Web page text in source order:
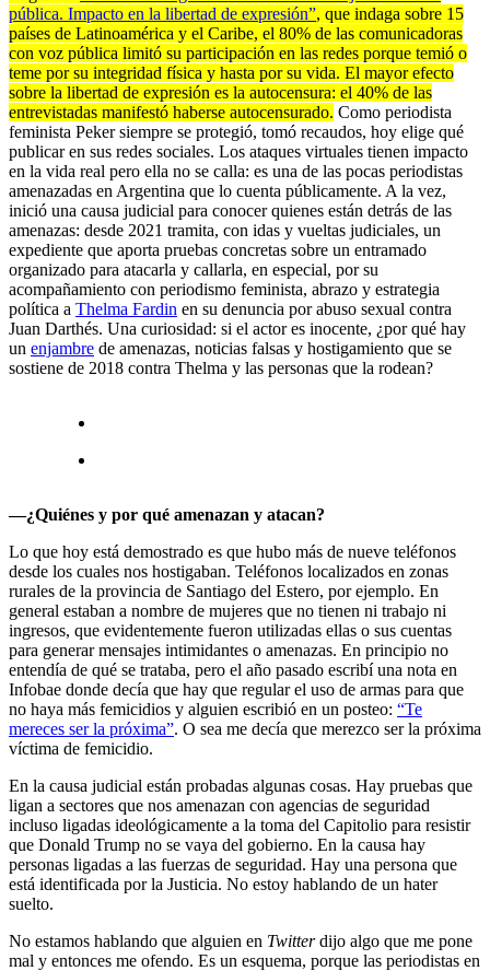
pública. Impacto en la libertad de expresión”, que indaga sobre 15
países de Latinoamérica y el Caribe, el 80% de las comunicadoras
con voz pública limitó su participación en las redes porque temió o
teme por su integridad física y hasta por su vida. El mayor efecto
sobre la libertad de expresión es la autocensura: el 40% de las
entrevistadas manifestó haberse autocensurado. Como periodista
feminista Peker siempre se protegió, tomó recaudos, hoy elige qué
publicar en sus redes sociales. Los ataques virtuales tienen impacto
en la vida real pero ella no se calla: es una de las pocas periodistas
amenazadas en Argentina que lo cuenta públicamente. A la vez,
inició una causa judicial para conocer quienes están detrás de las
amenazas: desde 2021 tramita, con idas y vueltas judiciales, un
expediente que aporta pruebas concretas sobre un entramado
organizado para atacarla y callarla, en especial, por su
acompañamiento con periodismo feminista, abrazo y estrategia
política a Thelma Fardin en su denuncia por abuso sexual contra
Juan Darthés. Una curiosidad: si el actor es inocente, ¿por qué hay
un enjambre de amenazas, noticias falsas y hostigamiento que se
sostiene de 2018 contra Thelma y las personas que la rodean?
—¿Quiénes y por qué amenazan y atacan?
Lo que hoy está demostrado es que hubo más de nueve teléfonos
desde los cuales nos hostigaban. Teléfonos localizados en zonas
rurales de la provincia de Santiago del Estero, por ejemplo. En
general estaban a nombre de mujeres que no tienen ni trabajo ni
ingresos, que evidentemente fueron utilizadas ellas o sus cuentas
para generar mensajes intimidantes o amenazas. En principio no
entendía de qué se trataba, pero el año pasado escribí una nota en
Infobae donde decía que hay que regular el uso de armas para que
no haya más femicidios y alguien escribió en un posteo: “Te
mereces ser la próxima”. O sea me decía que merezco ser la próxima
víctima de femicidio.
En la causa judicial están probadas algunas cosas. Hay pruebas que
ligan a sectores que nos amenazan con agencias de seguridad
incluso ligadas ideológicamente a la toma del Capitolio para resistir
que Donald Trump no se vaya del gobierno. En la causa hay
personas ligadas a las fuerzas de seguridad. Hay una persona que
está identificada por la Justicia. No estoy hablando de un hater
suelto.
No estamos hablando que alguien en Twitterdijo algo que me pone
mal y entonces me ofendo. Es un esquema, porque las periodistas en